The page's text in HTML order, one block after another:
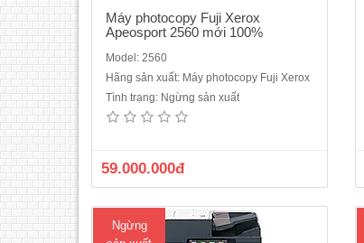
Máy photocopy Fuji Xerox
Apeosport 2560 mới 100%
Model: 2560
Hãng sản xuất: Máy photocopy Fuji Xerox
Tình trạng: Ngừng sản xuất
59.000.000đ
Ngừng
Máy photocopy Fuji Xerox Apeosport
4570 mới 100%Chức năng Copy :-Tốc
độ copy liên tục : 45 trang/phút- Bộ nhớ :
chạm tay không dùng phím bấm : 10